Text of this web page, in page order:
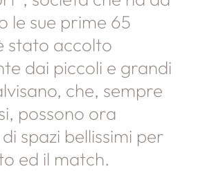
le sue prime 65
stato accolto
dai piccoli e grandi
che, sempre
possono ora
spazi bellissimi per
ed il match.